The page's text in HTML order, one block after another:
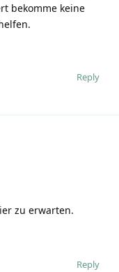
bekomme keine
Reply
zu erwarten.
Reply